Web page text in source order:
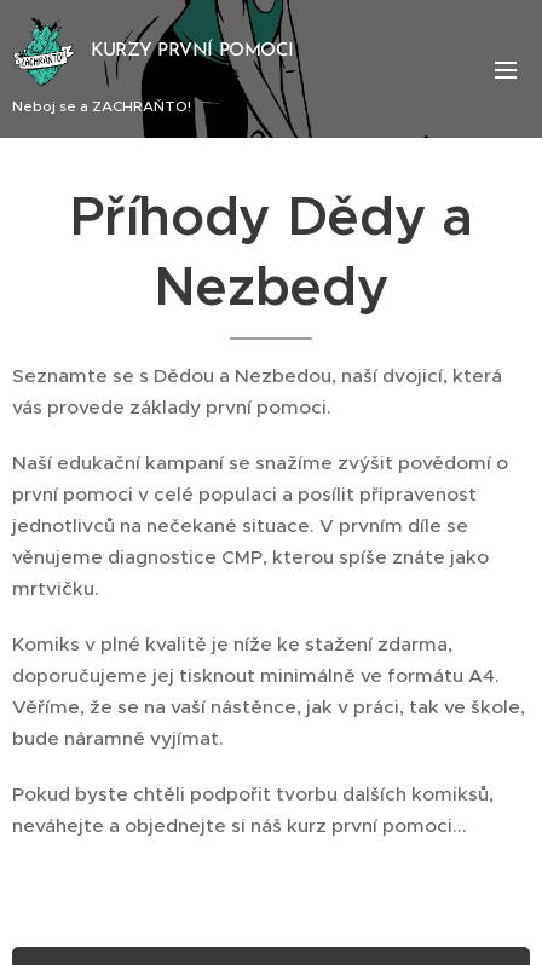
KURZY PRVNÍ POMOCI
Neboj se a ZACHRAŇTO!
Příhody Dědy a
Nezbedy
Seznamte se s Dědou a Nezbedou, naší dvojicí, která
vás provede základy první pomoci.
Naší edukační kampaní se snažíme zvýšit povědomí o
první pomoci v celé populaci a posílit připravenost
jednotlivců na nečekané situace. V prvním díle se
věnujeme diagnostice CMP, kterou spíše znáte jako
mrtvičku.
Komiks v plné kvalitě je níže ke stažení zdarma,
doporučujeme jej tisknout minimálně ve formátu A4.
Věříme, že se na vaší nástěnce, jak v práci, tak ve škole,
bude náramně vyjímat.
Pokud byste chtěli podpořit tvorbu dalších komiksů,
neváhejte a objednejte si náš kurz první pomoci...